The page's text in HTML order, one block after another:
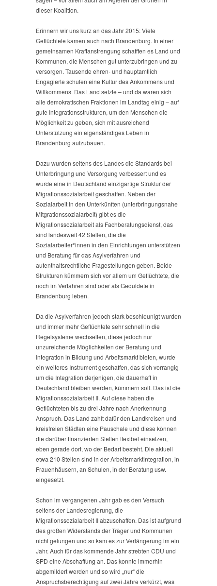
dieser Koalition.
Erinnern wir uns kurz an das Jahr 2015: Viele
Geflüchtete kamen auch nach Brandenburg. In einer
gemeinsamen Kraftanstrengung schafften es Land und
Kommunen, die Menschen gut unterzubringen und zu
versorgen. Tausende ehren- und hauptamtlich
Engagierte schufen eine Kultur des Ankommens und
Willkommens. Das Land setzte – und da waren sich
alle demokratischen Fraktionen im Landtag einig – auf
gute Integrationsstrukturen, um den Menschen die
Möglichkeit zu geben, sich mit ausreichend
Unterstützung ein eigenständiges Leben in
Brandenburg aufzubauen.
Dazu wurden seitens des Landes die Standards bei
Unterbringung und Versorgung verbessert und es
wurde eine in Deutschland einzigartige Struktur der
Migrationssozialarbeit geschaffen. Neben der
Sozialarbeit in den Unterkünften (unterbringungsnahe
Mitgrationssozialarbeit) gibt es die
Migrationssozialarbeit als Fachberatungsdienst, das
sind landesweit 42 Stellen, die die
Sozialarbeiter*innen in den Einrichtungen unterstützen
und Beratung für das Asylverfahren und
aufenthaltsrechtliche Fragestellungen geben. Beide
Strukturen kümmern sich vor allem um Geflüchtete, die
noch im Verfahren sind oder als Geduldete in
Brandenburg leben.
Da die Asylverfahren jedoch stark beschleunigt wurden
und immer mehr Geflüchtete sehr schnell in die
Regelsysteme wechselten, diese jedoch nur
unzureichende Möglichkeiten der Beratung und
Integration in Bildung und Arbeitsmarkt bieten, wurde
ein weiteres Instrument geschaffen, das sich vorrangig
um die Integration derjenigen, die dauerhaft in
Deutschland bleiben werden, kümmern soll. Das ist die
Migrationssozialarbeit II. Auf diese haben die
Geflüchteten bis zu drei Jahre nach Anerkennung
Anspruch. Das Land zahlt dafür den Landkreisen und
kreisfreien Städten eine Pauschale und diese können
die darüber finanzierten Stellen flexibel einsetzen,
eben gerade dort, wo der Bedarf besteht. Die aktuell
etwa 210 Stellen sind in der Arbeitsmarktintegration, in
Frauenhäusern, an Schulen, in der Beratung usw.
eingesetzt.
Schon im vergangenen Jahr gab es den Versuch
seitens der Landesregierung, die
Migrationssozialarbeit II abzuschaffen. Das ist aufgrund
des großen Widerstands der Träger und Kommunen
nicht gelungen und so kam es zur Verlängerung im ein
Jahr. Auch für das kommende Jahr strebten CDU und
SPD eine Abschaffung an. Das konnte immerhin
abgemildert werden und so wird „nur“ die
Anspruchsberechtigung auf zwei Jahre verkürzt, was